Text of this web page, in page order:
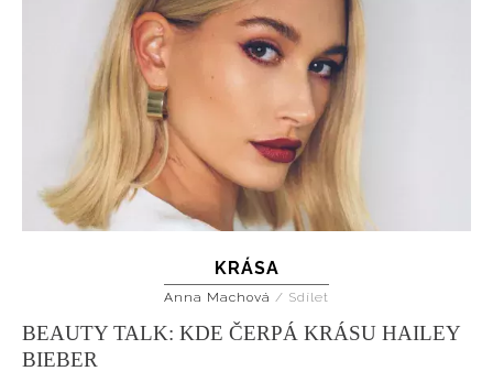
KRÁSA
Anna Machová / Sdílet
BEAUTY TALK: KDE ČERPÁ KRÁSU HAILEY
BIEBER